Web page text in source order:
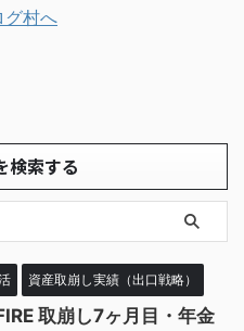
検索する
資産取崩し実績（出口戦略）
取崩し7ヶ月目・年金